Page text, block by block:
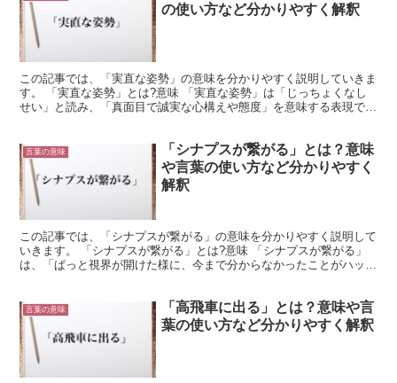
の使い方など分かりやすく解釈
この記事では、「実直な姿勢」の意味を分かりやすく説明していきま
す。 「実直な姿勢」とは?意味 「実直な姿勢」は「じっちょくなし
せい」と読み、「真面目で誠実な心構えや態度」を意味する表現で
言葉の意味
「シナプスが繋がる」とは？意味
や言葉の使い方など分かりやすく
解釈
この記事では、「シナプスが繋がる」の意味を分かりやすく説明して
いきます。 「シナプスが繋がる」とは?意味 「シナプスが繋がる」
は、「ぱっと視界が開けた様に、今まで分からなかったことがハッキ
言葉の意味
「高飛車に出る」とは？意味や言
葉の使い方など分かりやすく解釈